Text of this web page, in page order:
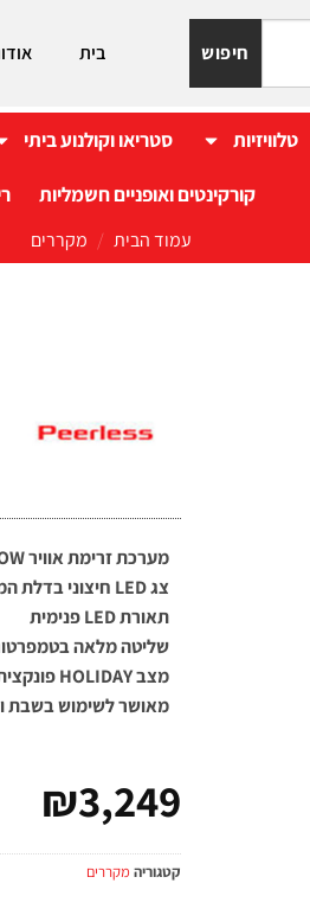
חיפוש בית
טלוויזיות סטריאו וקולנוע ביתי
קורקינטים ואופניים חשמליות
עמוד הבית / מקררים
מערכת זרימת אוויר MULTI AIR FLOW
צג LED חיצוני בדלת המקרר
תאורת LED פנימית
שליטה מלאה
מצב HOLIDAY פונקצית חסכון אנרגטי בעת היעדרות ממושכת
מאושר לשימוש בשבת
₪3,249
קטגוריה מקררים